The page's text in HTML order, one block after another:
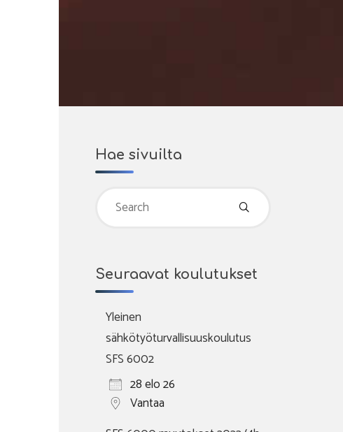
Hae sivuilta
Seuraavat koulutukset
Yleinen
sähkötyöturvallisuuskoulutus
SFS 6002
28 elo 26
Vantaa